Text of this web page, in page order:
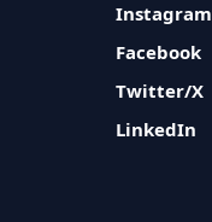
Instagram
Facebook
Twitter/X
LinkedIn